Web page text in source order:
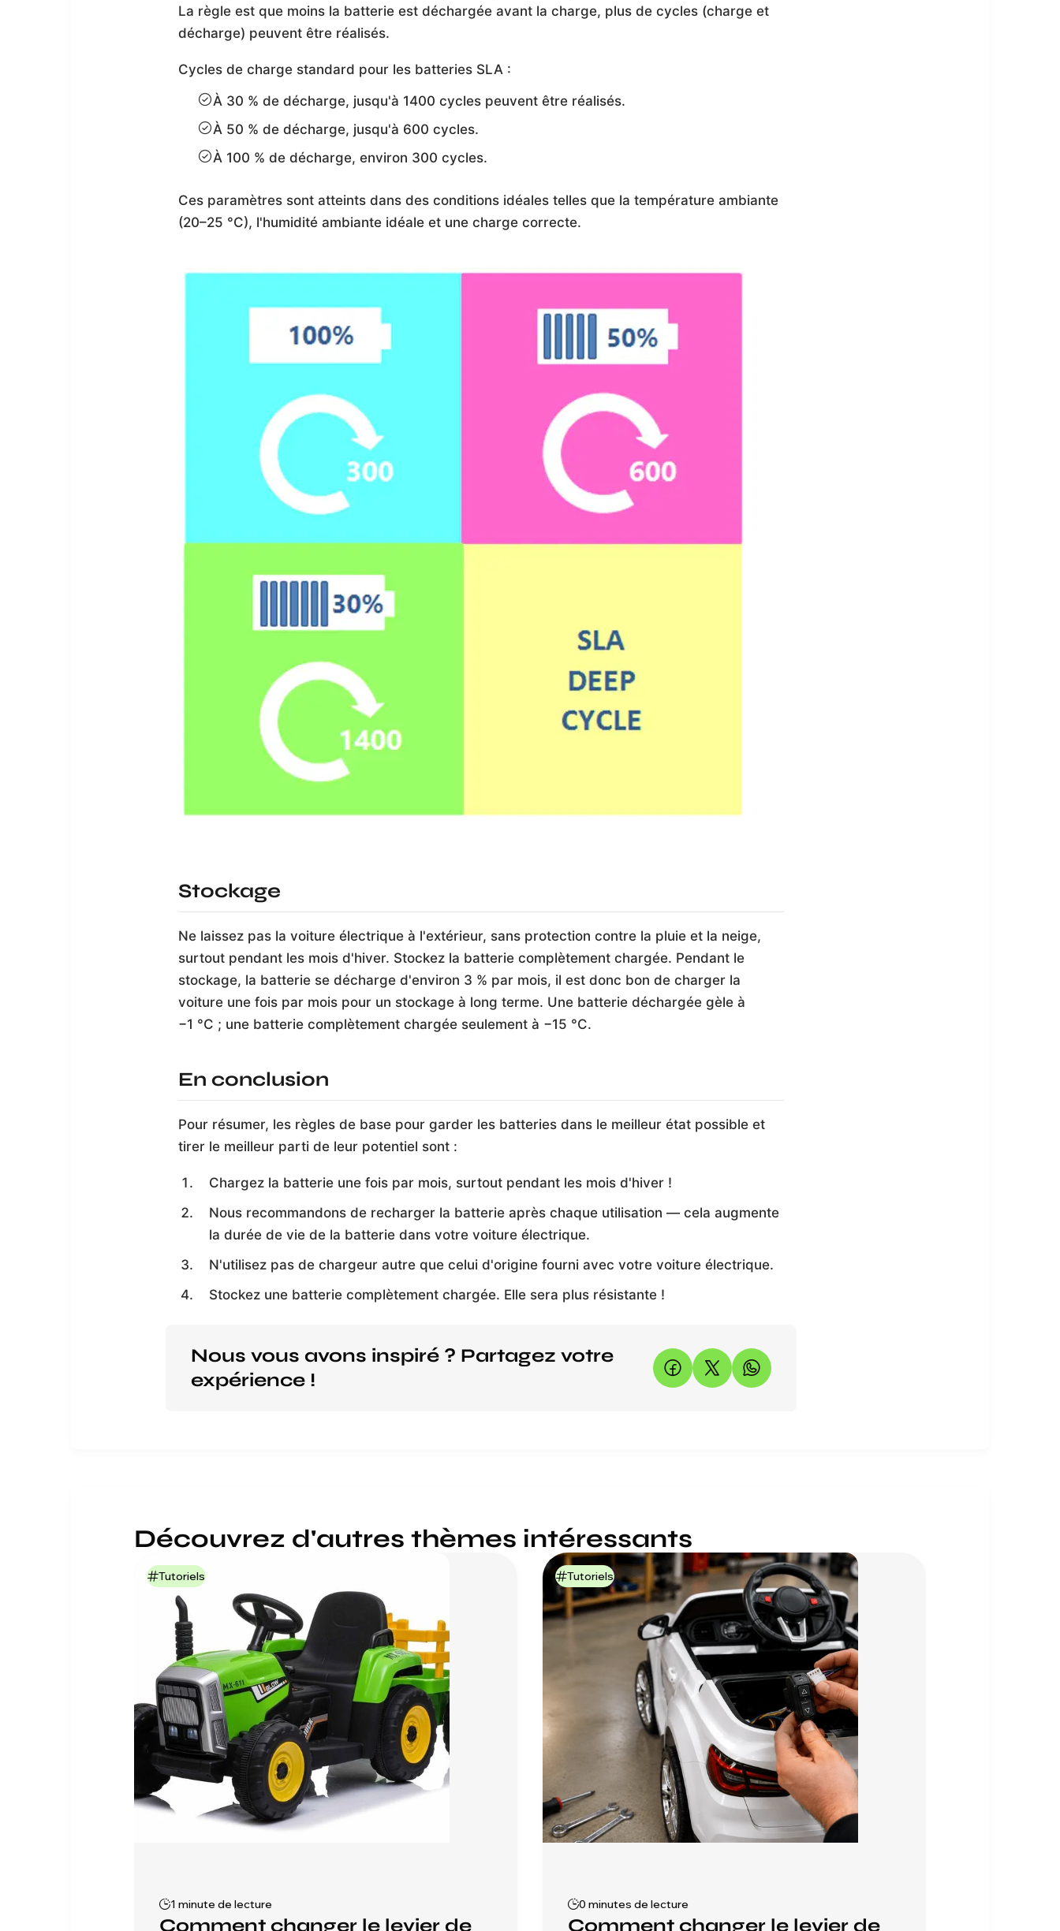
La règle est que moins la batterie est déchargée avant la charge, plus de cycles (charge et
décharge) peuvent être réalisés.
Cycles de charge standard pour les batteries SLA :
À 30 % de décharge, jusqu'à 1400 cycles peuvent être réalisés.
À 50 % de décharge, jusqu'à 600 cycles.
À 100 % de décharge, environ 300 cycles.
Ces paramètres sont atteints dans des conditions idéales telles que la température ambiante
(20–25 °C), l'humidité ambiante idéale et une charge correcte.
Stockage
Ne laissez pas la voiture électrique à l'extérieur, sans protection contre la pluie et la neige,
surtout pendant les mois d'hiver. Stockez la batterie complètement chargée. Pendant le
stockage, la batterie se décharge d'environ 3 % par mois, il est donc bon de charger la
voiture une fois par mois pour un stockage à long terme. Une batterie déchargée gèle à
−1 °C ; une batterie complètement chargée seulement à −15 °C.
En conclusion
Pour résumer, les règles de base pour garder les batteries dans le meilleur état possible et
tirer le meilleur parti de leur potentiel sont :
Chargez la batterie une fois par mois, surtout pendant les mois d'hiver !
Nous recommandons de recharger la batterie après chaque utilisation — cela augmente
la durée de vie de la batterie dans votre voiture électrique.
N'utilisez pas de chargeur autre que celui d'origine fourni avec votre voiture électrique.
Stockez une batterie complètement chargée. Elle sera plus résistante !
Nous vous avons inspiré ? Partagez votre
expérience !
Découvrez d'autres thèmes intéressants
Tutoriels
1 minute de lecture
Comment changer le levier de
Tutoriels
0 minutes de lecture
Comment changer le levier de